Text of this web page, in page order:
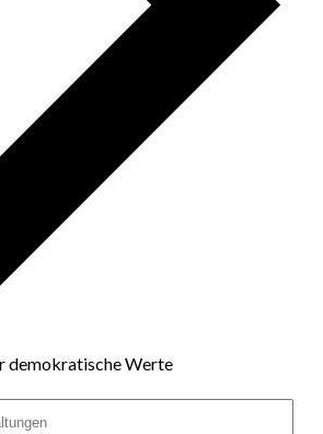
demokratische Werte